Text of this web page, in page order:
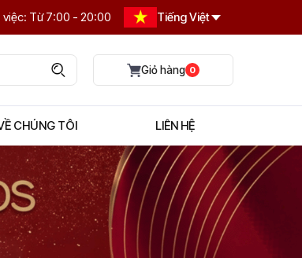
việc: Từ 7:00 - 20:00 Tiếng Việt
0
CHÚNG TÔI LIÊN HỆ